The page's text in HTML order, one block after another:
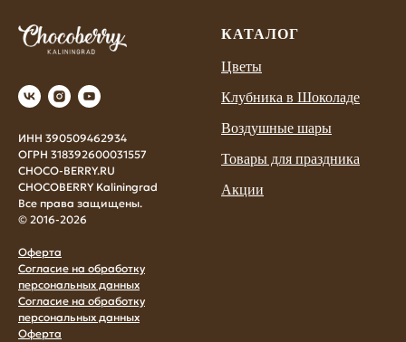
ИНН 390509462934
ОГРН 318392600031557
CHOCO-BERRY.RU
CHOCOBERRY Kaliningrad
Все права защищены.
© 2016-2026
Оферта
Согласие на обработку
персональных данных
Согласие на обработку
персональных данных
Оферта
КАТАЛОГ
Цветы
Клубника в Шоколаде
Воздушные шары
Товары для праздника
Акции